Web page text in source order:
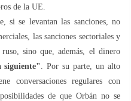
de la UE.
si se levantan las sanciones, no
las sanciones sectoriales y
sino que, además, el dinero
siguiente" . Por su parte, un alto
conversaciones regulares con
de que Orbán no se